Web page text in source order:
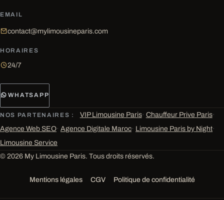
EMAIL
contact@mylimousineparis.com
HORAIRES
24/7
WHATSAPP
NOS PARTENAIRES : VIP Limousine Paris· Chauffeur Prive Paris·
Agence Web SEO· Agence Digitale Maroc· Limousine Paris by Night·
Limousine Service
© 2026 My Limousine Paris. Tous droits réservés.
Mentions légales CGV Politique de confidentialité